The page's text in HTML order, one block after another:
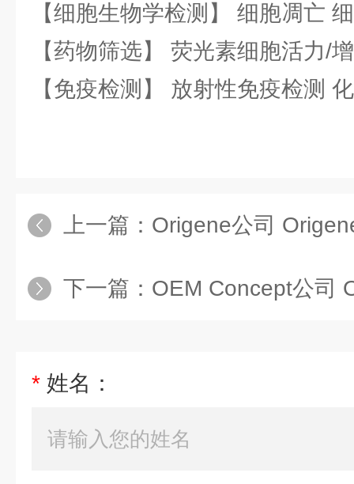
【细胞生物学检测】 细胞凋亡
【药物筛选】 荧光素细胞活力/
【免疫检测】 放射性免疫检测
上一篇： Origene公司
下一篇： OEM Concept公司
* 姓名：